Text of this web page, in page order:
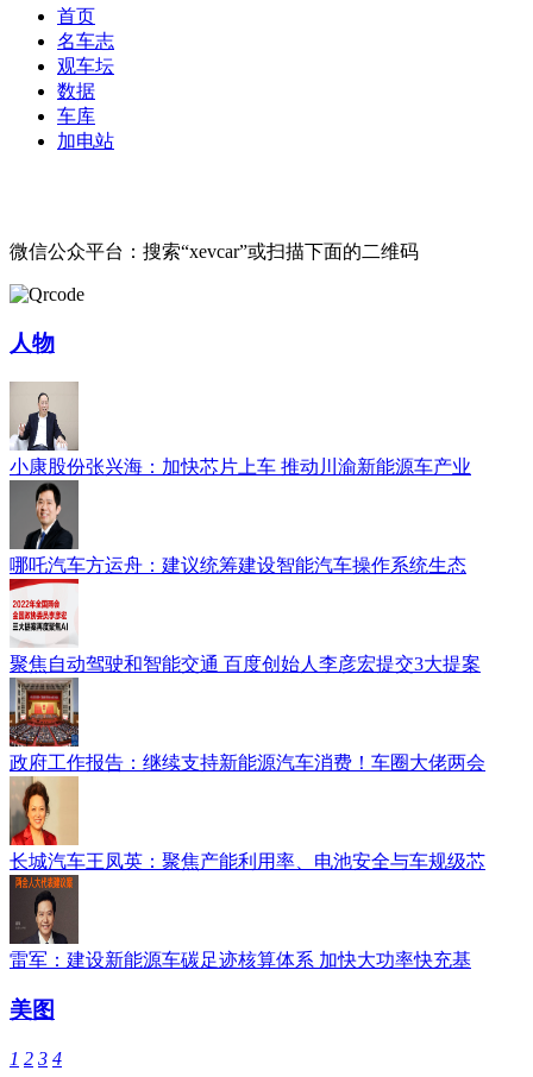
首页
名车志
观车坛
数据
车库
加电站
微信公众平台：搜索“xevcar”或扫描下面的二维码
人物
小康股份张兴海：加快芯片上车 推动川渝新能源车产业
哪吒汽车方运舟：建议统筹建设智能汽车操作系统生态
聚焦自动驾驶和智能交通 百度创始人李彦宏提交3大提案
政府工作报告：继续支持新能源汽车消费！车圈大佬两会
长城汽车王凤英：聚焦产能利用率、电池安全与车规级芯
雷军：建设新能源车碳足迹核算体系 加快大功率快充基
美图
1 2 3 4